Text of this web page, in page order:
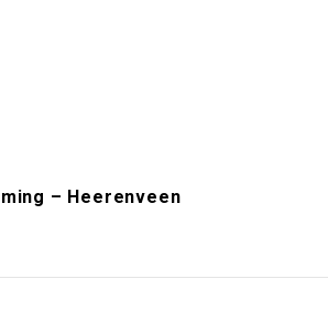
– Heerenveen